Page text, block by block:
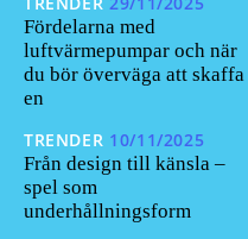
Fördelarna med
luftvärmepumpar och när
du bör överväga att skaffa
en
TRENDER 10/11/2025
Från design till känsla –
spel som
underhållningsform